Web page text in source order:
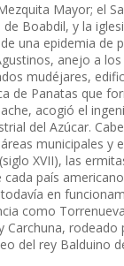
Mayor; el
de Boabdil, y la
una epidemia de
anejo a
mudéjares,
de Panatas que
acogió el
del Azúcar.
municipales y
XVII), las
cada país
en
como
Carchuna, rodeado
del rey Balduino